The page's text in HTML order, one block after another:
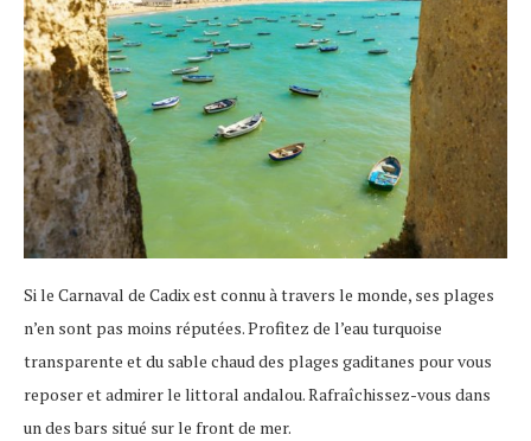
Si le Carnaval de Cadix est connu à travers le monde, ses plages
n’en sont pas moins réputées. Profitez de l’eau turquoise
transparente et du sable chaud des plages gaditanes pour vous
reposer et admirer le littoral andalou. Rafraîchissez-vous dans
un des bars situé sur le front de mer.